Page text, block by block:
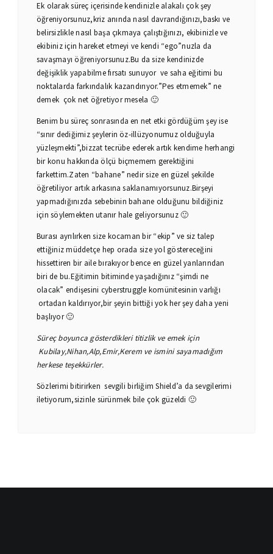
Ek olarak süreç içerisinde kendinizle alakalı çok şey
öğreniyorsunuz,kriz anında nasıl davrandığınızı,baskı ve
belirsizlikle nasıl başa çıkmaya çalıştığınızı, ekibinizle ve
ekibiniz için hareket etmeyi ve kendi “ego”nuzla da
savaşmayı öğreniyorsunuz.Bu da size kendinizde
değişiklik yapabilme fırsatı sunuyor ve saha eğitimi bu
noktalarda farkındalık kazandırıyor.”Pes etmemek” ne
demek çok net öğretiyor mesela 🙂
Benim bu süreç sonrasında en net etki gördüğüm şey ise
“sınır dediğimiz şeylerin öz-illüzyonumuz olduğuyla
yüzleşmekti”,bizzat tecrübe ederek artık kendime herhangi
bir konu hakkında ölçü biçmemem gerektiğini
farkettim.Zaten “bahane” nedir size en güzel şekilde
öğretiliyor artık arkasına saklanamıyorsunuz.Birşeyi
yapmadığınızda sebebinin bahane olduğunu bildiğiniz
için söylemekten utanır hale geliyorsunuz 🙂
Burası ayrılırken size kocaman bir “ekip” ve siz talep
ettiğiniz müddetçe hep orada size yol göstereceğini
hissettiren bir aile bırakıyor bence en güzel yanlarından
biri de bu.Eğitimin bitiminde yaşadığınız “şimdi ne
olacak” endişesini cyberstruggle komünitesinin varlığı
ortadan kaldırıyor,bir şeyin bittiği yok her şey daha yeni
başlıyor 🙂
Süreç boyunca gösterdikleri titizlik ve emek için
Kubilay,Nihan,Alp,Emir,Kerem ve ismini sayamadığım
herkese teşekkürler.
Sözlerimi bitirirken sevgili birliğim Shield’a da sevgilerimi
iletiyorum,sizinle sürünmek bile çok güzeldi 🙂